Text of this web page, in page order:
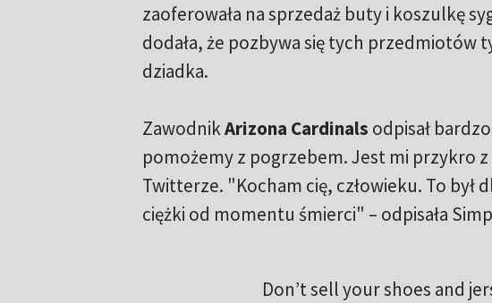
zaoferowała na sprzedaż buty i koszulkę
dodała, że pozbywa się tych przedmiotów
dziadka.
ZawodnikArizona Cardinals odpisał
pomożemy z pogrzebem. Jest mi przykro
Twitterze. "Kocham cię, człowieku. To był
ciężki od momentu śmierci" – odpisała
Don’t sell your shoes and